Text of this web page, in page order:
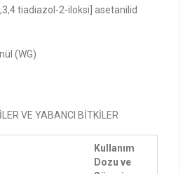
tiadiazol-2-iloksi] asetanilid
(WG)
VE YABANCI BİTKİLER
Kullanım
Dozu ve